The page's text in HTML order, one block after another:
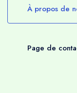
À propos de
Page de